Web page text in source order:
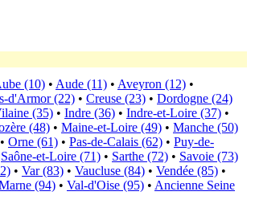
(10) • Aude (11) • Aveyron (12) •
d'Armor (22) • Creuse (23) • Dordogne (24)
(35) • Indre (36) • Indre-et-Loire (37) •
(48) • Maine-et-Loire (49) • Manche (50)
• Orne (61) • Pas-de-Calais (62) • Puy-de-
Saône-et-Loire (71) • Sarthe (72) • Savoie (73)
• Var (83) • Vaucluse (84) • Vendée (85) •
(94) • Val-d'Oise (95) • Ancienne Seine